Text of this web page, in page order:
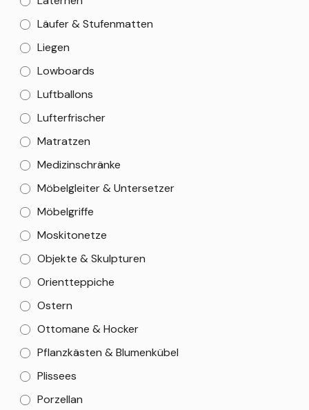
Läufer & Stufenmatten
Liegen
Lowboards
Luftballons
Lufterfrischer
Matratzen
Medizinschränke
Möbelgleiter & Untersetzer
Möbelgriffe
Moskitonetze
Objekte & Skulpturen
Orientteppiche
Ostern
Ottomane & Hocker
Pflanzkästen & Blumenkübel
Plissees
Porzellan